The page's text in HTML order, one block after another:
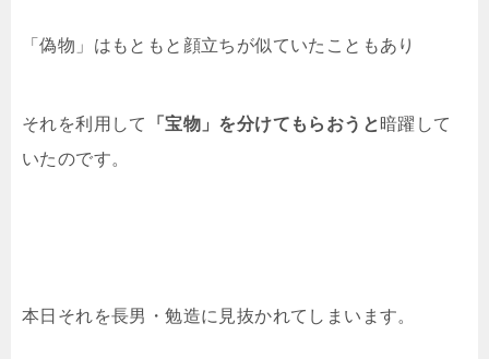
「偽物」はもともと顔立ちが似ていたこともあり
それを利用して 「宝物」を分けてもらおうと暗躍して
いたのです。
本日それを長男・勉造に見抜かれてしまいます。